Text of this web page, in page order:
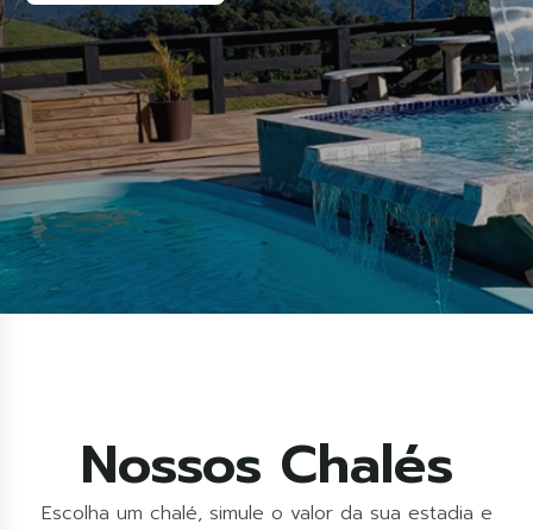
Nossos Chalés
Escolha um chalé, simule o valor da sua estadia e